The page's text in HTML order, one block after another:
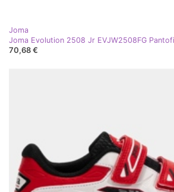
Joma
Joma Evolution 2508 Jr EVJW2508FG
70,68 €